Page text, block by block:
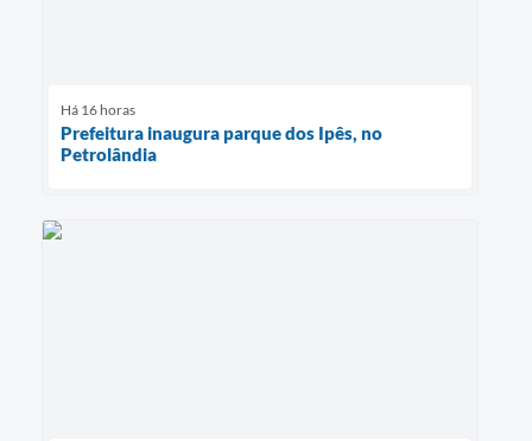
Há 16 horas
Prefeitura inaugura parque dos Ipês, no
Petrolândia